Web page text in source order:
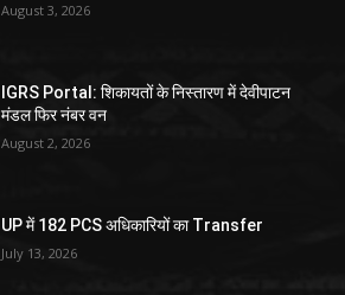
August 3, 2026
IGRS Portal: शिकायतों के निस्तारण में देवीपाटन
मंडल फिर नंबर वन
August 2, 2026
UP में 182 PCS अधिकारियों का Transfer
July 13, 2026